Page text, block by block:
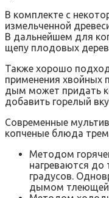
В комплекте с
измельченной
В дальнейшем для
щепу плодовых
Также хорошо
применения хвойных
дым может придать
добавить горелый
Современные
копченые блюда
Методом
нагреваются до
градусов.
дымом